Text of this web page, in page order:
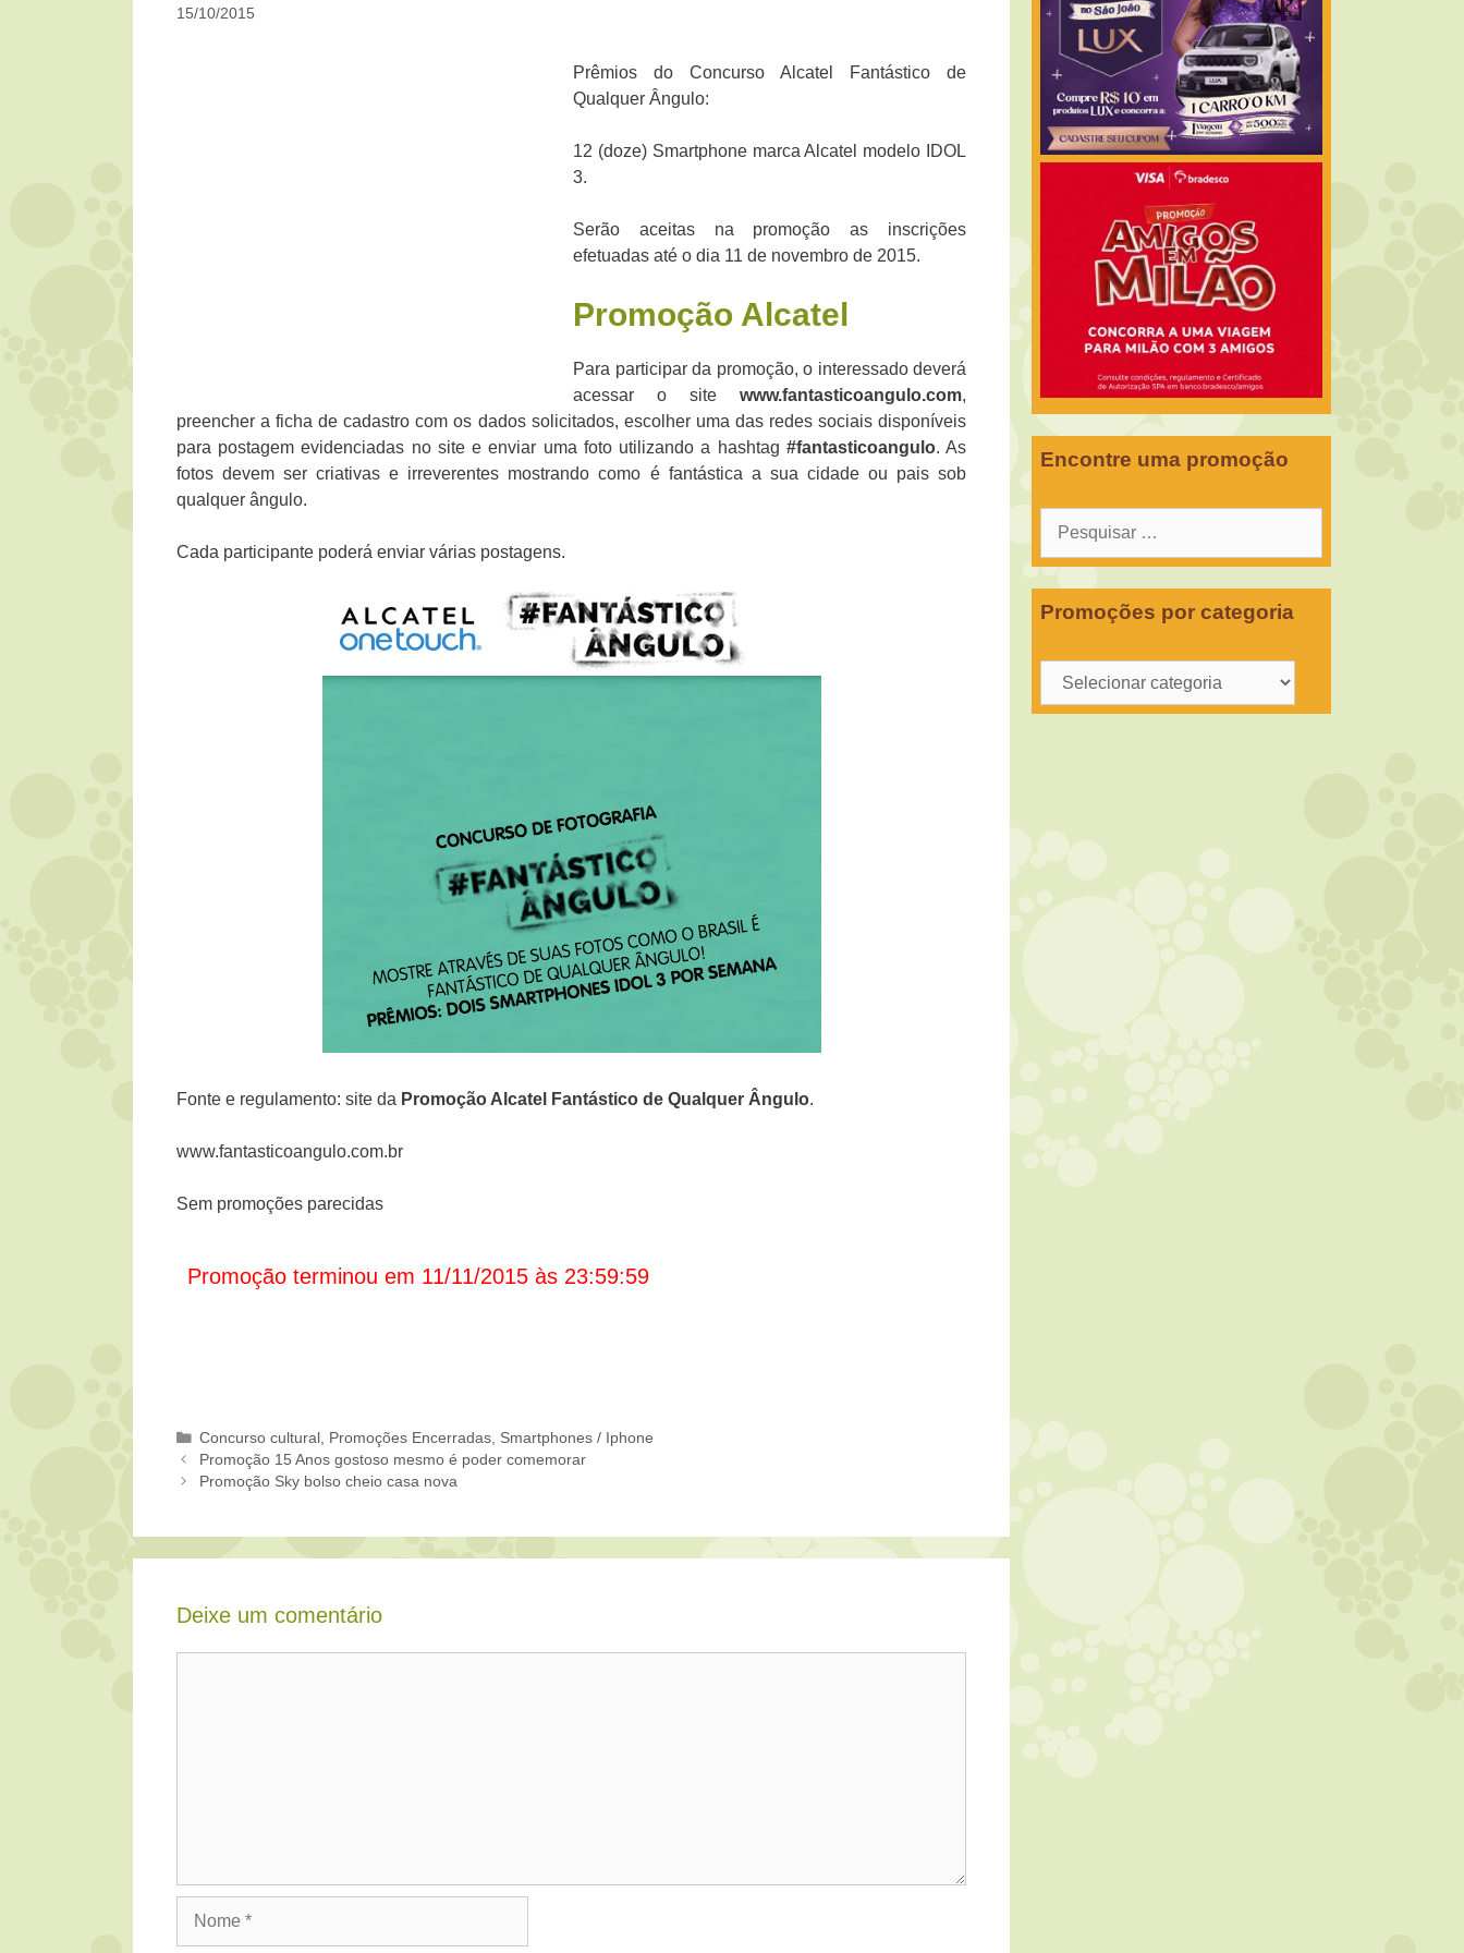
15/10/2015
Prêmios do Concurso Alcatel Fantástico de
Qualquer Ângulo:
12 (doze) Smartphone marca Alcatel modelo IDOL
3.
Serão aceitas na promoção as inscrições
efetuadas até o dia 11 de novembro de 2015.
Promoção Alcatel
Para participar da promoção, o interessado deverá
acessar o site www.fantasticoangulo.com,
preencher a ficha de cadastro com os dados solicitados, escolher uma das redes sociais disponíveis
para postagem evidenciadas no site e enviar uma foto utilizando a hashtag #fantasticoangulo. As
fotos devem ser criativas e irreverentes mostrando como é fantástica a sua cidade ou pais sob
qualquer ângulo.
Cada participante poderá enviar várias postagens.
Fonte e regulamento: site da Promoção Alcatel Fantástico de Qualquer Ângulo.
www.fantasticoangulo.com.br
Sem promoções parecidas
Promoção terminou em 11/11/2015 às 23:59:59
Categorias
Concurso cultural Promoções Encerradas Smartphones / Iphone
Promoção 15 Anos gostoso mesmo é poder comemorar
Promoção Sky bolso cheio casa nova
Deixe um comentário
Encontre uma promoção
Pesquisar
Promoções por categoria
Promoções
por